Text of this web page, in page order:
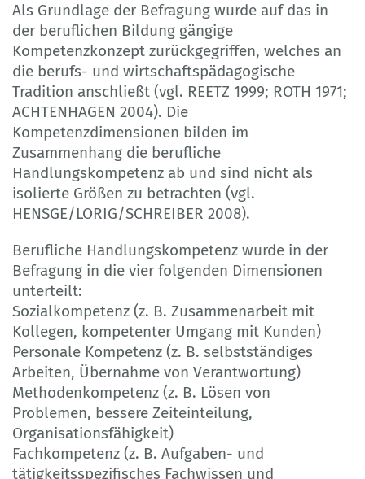
Als Grundlage der Befragung wurde auf das in
der beruflichen Bildung gängige
Kompetenzkonzept zurückgegriffen, welches an
die berufs- und wirtschaftspädagogische
Tradition anschließt (vgl. REETZ 1999; ROTH 1971;
ACHTENHAGEN 2004). Die
Kompetenzdimensionen bilden im
Zusammenhang die berufliche
Handlungskompetenz ab und sind nicht als
isolierte Größen zu betrachten (vgl.
HENSGE/LORIG/SCHREIBER 2008).
Berufliche Handlungskompetenz wurde in der
Befragung in die vier folgenden Dimensionen
unterteilt:
Sozialkompetenz (z. B. Zusammenarbeit mit
Kollegen, kompetenter Umgang mit Kunden)
Personale Kompetenz (z. B. selbstständiges
Arbeiten, Übernahme von Verantwortung)
Methodenkompetenz (z. B. Lösen von
Problemen, bessere Zeiteinteilung,
Organisationsfähigkeit)
Fachkompetenz (z. B. Aufgaben- und
tätigkeitsspezifisches Fachwissen und